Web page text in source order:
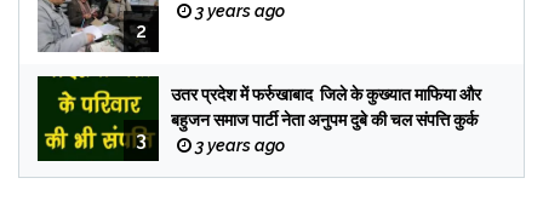
2
3 years ago
3
उतर प्रदेश में फर्रुखाबाद जिले के कुख्यात माफिया और
बहुजन समाज पार्टी नेता अनुपम दुबे की चल संपत्ति कुर्क
3 years ago